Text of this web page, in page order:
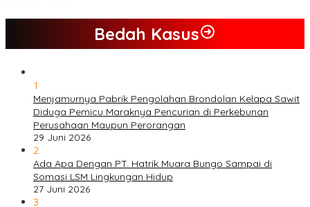
Bedah Kasus
1
Menjamurnya Pabrik Pengolahan Brondolan Kelapa Sawit
Diduga Pemicu Maraknya Pencurian di Perkebunan
Perusahaan Maupun Perorangan
29 Juni 2026
2
Ada Apa Dengan PT. Hatrik Muara Bungo Sampai di
Somasi LSM Lingkungan Hidup
27 Juni 2026
3